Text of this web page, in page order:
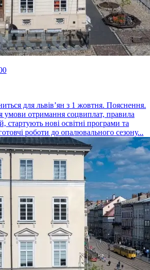
для львів’ян з 1 жовтня. Пояснення.
умови отримання соцвиплат, правила
стартують нові освітні програми та
роботи до опалювального сезону...